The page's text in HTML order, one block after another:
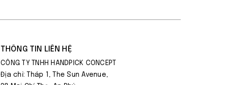
THÔNG TIN LIÊN HỆ
CÔNG TY TNHH HANDPICK CONCEPT
Địa chỉ: Tháp 1, The Sun Avenue,